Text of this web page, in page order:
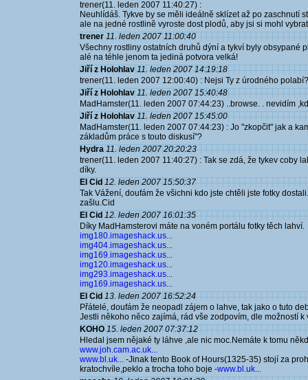
trener(11. leden 2007 11:40:27) :
Neuhlídáš. Tykve by se měli ideálně sklízet až po zaschnutí
ale na jedné rostlině vyroste dost plodů, aby jsi si mohl
trener 11. leden 2007 11:00:40
Všechny rostliny ostatních druhů dýní a tykví byly obsypané
alé na téhle jenom ta jediná potvora velká!
Jiří z Holohlav 11. leden 2007 14:19:18
trener(11. leden 2007 12:00:40) : Nejsi Ty z úrodného
Jiří z Holohlav 11. leden 2007 15:40:48
MadHamster(11. leden 2007 07:44:23) ..browse. . nevidím
Jiří z Holohlav 11. leden 2007 15:45:00
MadHamster(11. leden 2007 07:44:23) : Jo "zkopčit" jak a
základům práce s touto diskusí"?
Hydra 11. leden 2007 20:20:23
trener(11. leden 2007 11:40:27) : Tak se zdá, že tykev coby
díky.
El Cid 12. leden 2007 15:50:37
Tak Vážení, doufám že všichni kdo jste chtěli jste fotky
zašlu.Cid
El Cid 12. leden 2007 16:01:35
Díky MadHamsterovi máte na voném portálu fotky těch lahví.
img180.imageshack.us...
img404.imageshack.us...
img169.imageshack.us...
img120.imageshack.us...
img293.imageshack.us...
img169.imageshack.us...
El Cid 13. leden 2007 16:52:24
Přátelé, doufám že neopadl zájem o lahve, tak jako o tuto
Jestli někoho něco zajímá, rád vše zodpovím, dle možností k
KOHO 15. leden 2007 07:37:12
Hledal jsem nějaké ty láhve ,ale nic moc.Nemáte k tomu
www.joh.cam.ac.uk...
www.bl.uk... -Jinak tento Book of Hours(1325-35) stojí za
kratochvíle,peklo a trocha toho boje -www.bl.uk...